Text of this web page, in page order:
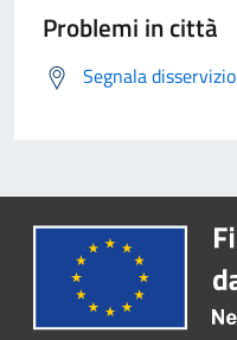
Problemi in città
Segnala disservizio